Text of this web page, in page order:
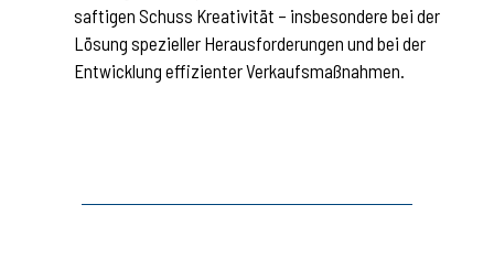
saftigen Schuss Kreativität – insbesondere bei der
Lösung spezieller Herausforderungen und bei der
Entwicklung effizienter Verkaufsmaßnahmen.